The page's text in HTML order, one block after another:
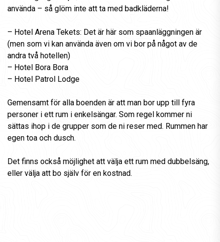
använda – så glöm inte att ta med badkläderna!
– Hotel Arena Tekets: Det är här som spaanläggningen är
(men som vi kan använda även om vi bor på något av de
andra två hotellen)
– Hotel Bora Bora
– Hotel Patrol Lodge
Gemensamt för alla boenden är att man bor upp till fyra
personer i ett rum i enkelsängar. Som regel kommer ni
sättas ihop i de grupper som de ni reser med. Rummen har
egen toa och dusch.
Det finns också möjlighet att välja ett rum med dubbelsäng,
eller välja att bo själv för en kostnad.